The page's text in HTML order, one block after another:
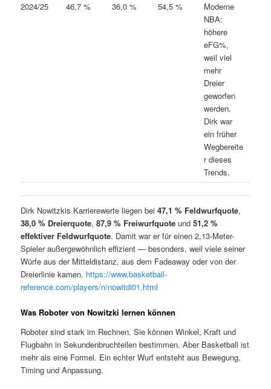
2024/25
46,7 % 36,0 % 54,5 %
Moderne
NBA:
höhere
eFG%,
weil viel
mehr
Dreier
geworfen
werden.
Dirk war
ein früher
Wegbereite
r dieses
Trends.
Dirk Nowitzkis Karrierewerte liegen bei47,1 % Feldwurfquote,
38,0 % Dreierquote,87,9 % Freiwurfquote und51,2 %
effektiver Feldwurfquote. Damit war er für einen 2,13-Meter-
Spieler außergewöhnlich effizient — besonders, weil viele seiner
Würfe aus der Mitteldistanz, aus dem Fadeaway oder von der
Dreierlinie kamen. https://www.basketball-
reference.com/players/n/nowitdi01.html
Was Roboter von Nowitzki lernen können
Roboter sind stark im Rechnen. Sie können Winkel, Kraft und
Flugbahn in Sekundenbruchteilen bestimmen. Aber Basketball ist
mehr als eine Formel. Ein echter Wurf entsteht aus Bewegung,
Timing und Anpassung.